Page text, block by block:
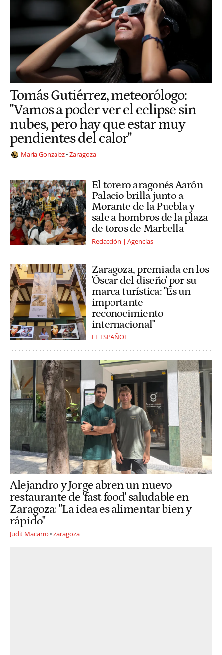
Tomás Gutiérrez, meteorólogo:
"Vamos a poder ver el eclipse sin
nubes, pero hay que estar muy
pendientes del calor"
María González Zaragoza
El torero aragonés Aarón
Palacio brilla junto a
Morante de la Puebla y
sale a hombros de la plaza
de toros de Marbella
Redacción | Agencias
Zaragoza, premiada en los
'Óscar del diseño' por su
marca turística: "Es un
importante
reconocimiento
internacional"
EL ESPAÑOL
Alejandro y Jorge abren un nuevo
restaurante de 'fast food' saludable en
Zaragoza: "La idea es alimentar bien y
rápido"
Judit Macarro Zaragoza